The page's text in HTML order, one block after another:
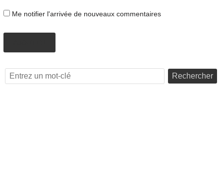
Me notifier l'arrivée de nouveaux commentaires
Rechercher